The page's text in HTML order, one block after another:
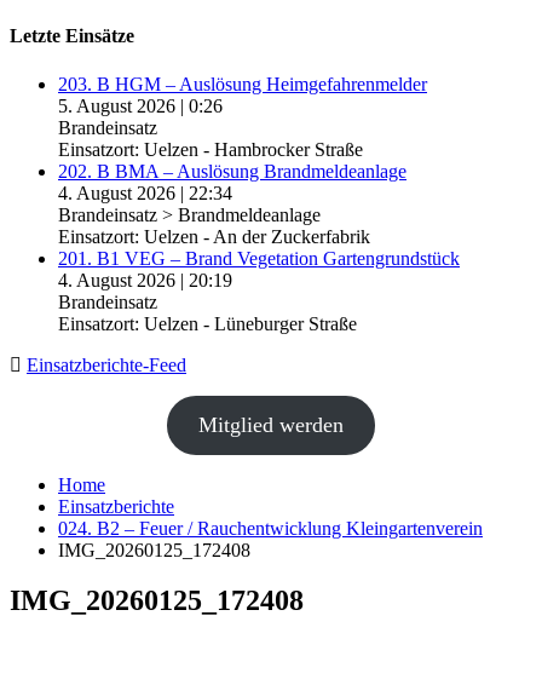
Letzte Einsätze
203. B HGM – Auslösung Heimgefahrenmelder
5. August 2026 | 0:26
Brandeinsatz
Einsatzort: Uelzen - Hambrocker Straße
202. B BMA – Auslösung Brandmeldeanlage
4. August 2026 | 22:34
Brandeinsatz > Brandmeldeanlage
Einsatzort: Uelzen - An der Zuckerfabrik
201. B1 VEG – Brand Vegetation Gartengrundstück
4. August 2026 | 20:19
Brandeinsatz
Einsatzort: Uelzen - Lüneburger Straße
Einsatzberichte-Feed
Mitglied werden
Home
Einsatzberichte
024. B2 – Feuer / Rauchentwicklung Kleingartenverein
IMG_20260125_172408
IMG_20260125_172408